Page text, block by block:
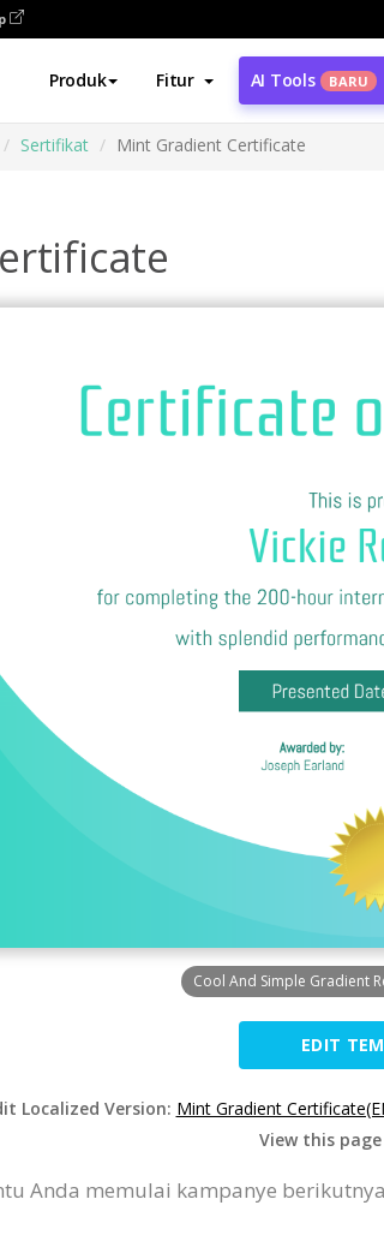
Produk Fitur AI Tools BARU
Sertifikat Mint Gradient Certificate
Cool And Simple Gradient
EDIT
Localized Version: Mint Gradient
View this
Anda memulai kampanye